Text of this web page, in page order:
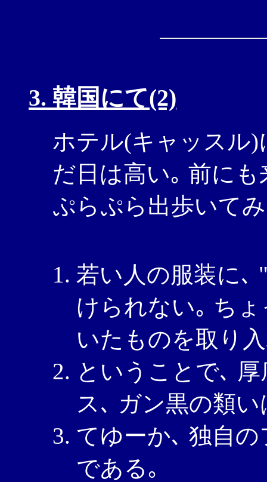
3. 韓国にて(2)
ホテル(キャッスル
だ日は高い｡ 前に
ぷらぷら出歩いて
若い人の服装に､
けられない｡ ち
いたものを取り
ということで､
ス､ ガン黒の類
てゆーか､ 独自
である｡